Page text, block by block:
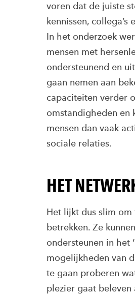
voren dat de juiste
kennissen,
In het onderzoek
mensen met
ondersteunend en
gaan nemen aan
capaciteiten verder
omstandigheden en
mensen dan vaak
sociale relaties.
HET
Het lijkt dus slim
betrekken. Ze
ondersteunen in het
mogelijkheden van
te gaan proberen
plezier gaat